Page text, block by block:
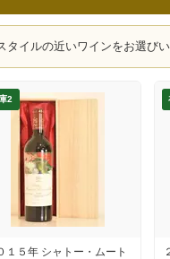
イルの近いワインをお選びい
2
１５年 シャトー・ムート